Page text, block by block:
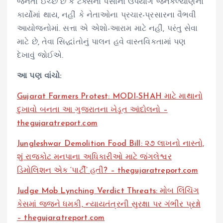
જનતા ઈચ્છે છે કે ટેક્સના પૈસાનો ઉપયોગ જનકલ્યાણના
કાર્યોમાં થાય, નહીં કે નેતાઓના પ્રચાર-પ્રસારના વૈભવી
આયોજનોમાં. સત્તા એ એશો-આરામ માટે નહીં, પરંતુ સેવા
માટે છે, તેવા સિદ્ધાંતોનું પાલન હવે વાસ્તવિકતામાં પણ
દેખાવું જોઈએ.
આ પણ વાંચો:
Gujarat Farmers Protest: MODI-SHAH માટે માથાનો
દુખાવો બનતા આ ગુજરાતના ખેડૂત આંદોલનો –
thegujaratreport.com
Jungleshwar Demolition Food Bill: ૨૭ લાખનો નાસ્તો,
શું રાજકોટ મનપાના અધિકારીઓ માટે જંગલેશ્વર
ડિમોલિશન એક ‘પાર્ટી’ હતી? – thegujaratreport.com
Judge Mob Lynching Verdict Threats: મોબ લિંચિંગ
કેસમાં જજને ધમકી, ન્યાયતંત્રની સુરક્ષા પર ગંભીર પ્રશ્નો
– thegujaratreport.com